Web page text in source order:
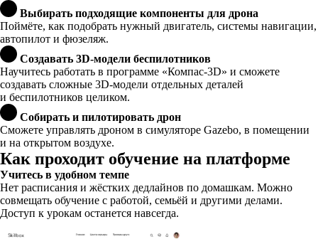
Выбирать подходящие компоненты для дрона
Поймёте, как подобрать нужный двигатель, системы навигации,
автопилот и фюзеляж.
Создавать 3D-модели беспилотников
Научитесь работать в программе «Компас-3D» и сможете
создавать сложные 3D-модели отдельных деталей
и беспилотников целиком.
Собирать и пилотировать дрон
Сможете управлять дроном в симуляторе Gazebo, в помещении
и на открытом воздухе.
Как проходит обучение на платформе
Учитесь в удобном темпе
Нет расписания и жёстких дедлайнов по домашкам. Можно
совмещать обучение с работой, семьёй и другими делами.
Доступ к урокам останется навсегда.